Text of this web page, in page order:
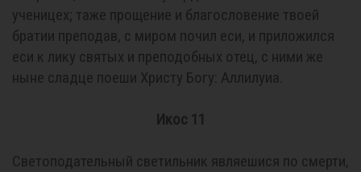
ученицех; таже прощение и благословение твоей
братии преподав, с миром почил еси, и приложился
еси к лику святых и преподобных отец, с ними же
ныне сладце поеши Христу Богу: Аллилуиа.
Икос 11
Светоподательный светильник являешися по смерти,